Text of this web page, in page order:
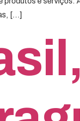
[…]